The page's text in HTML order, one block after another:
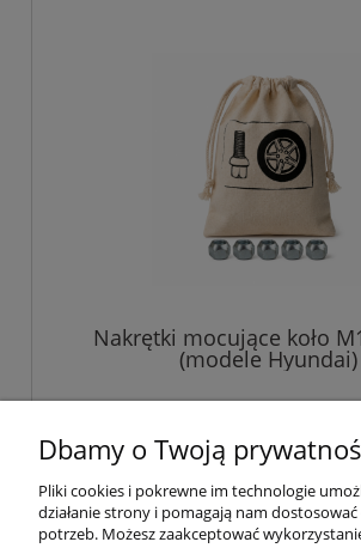
Nakrętki mocujące koło
(modele Hyundai)
do koszyka
Dbamy o Twoją
Pliki cookies i pokrewne im technologie
działanie strony i pomagają nam
potrzeb. Możesz zaakceptować